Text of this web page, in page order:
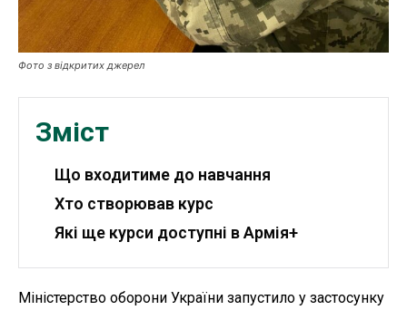
Курс валют
Фото з відкритих джерел
Зміст
Що входитиме до навчання
Хто створював курс
Які ще курси доступні в Армія+
Міністерство оборони України запустило у застосунку